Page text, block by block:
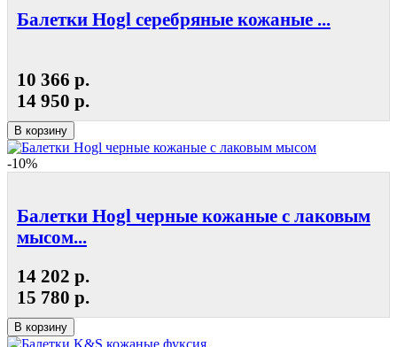
Балетки Hogl серебряные кожаные ...
10 366 р.
14 950 р.
В корзину
-10%
Балетки Hogl черные кожаные с лаковым
мысом...
14 202 р.
15 780 р.
В корзину